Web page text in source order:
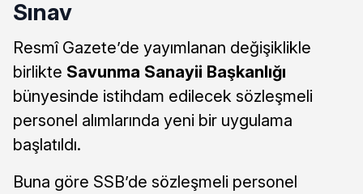
Sınav
Resmî Gazete’de yayımlanan değişiklikle
birlikte Savunma Sanayii Başkanlığı
bünyesinde istihdam edilecek sözleşmeli
personel alımlarında yeni bir uygulama
başlatıldı.
Buna göre SSB’de sözleşmeli personel